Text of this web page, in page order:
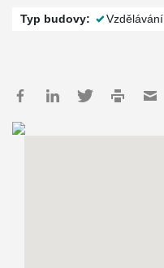
Typ budovy: